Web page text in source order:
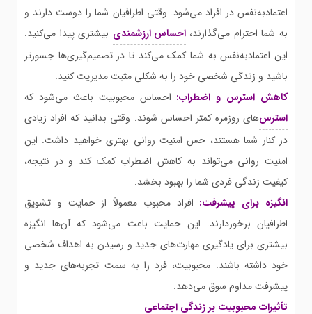
اعتمادبه‌نفس در افراد می‌شود. وقتی اطرافیان شما را دوست دارند و
به شما احترام می‌گذارند،احساس ارزشمندی بیشتری پیدا می‌کنید.
این اعتمادبه‌نفس به شما کمک می‌کند تا در تصمیم‌گیری‌ها جسورتر
باشید و زندگی شخصی خود را به شکلی مثبت مدیریت کنید.
کاهش استرس و اضطراب: احساس محبوبیت باعث می‌شود که
استرس‌های روزمره کمتر احساس شوند. وقتی بدانید که افراد زیادی
در کنار شما هستند، حس امنیت روانی بهتری خواهید داشت. این
امنیت روانی می‌تواند به کاهش اضطراب کمک کند و در نتیجه،
کیفیت زندگی فردی شما را بهبود بخشد.
انگیزه برای پیشرفت: افراد محبوب معمولاً از حمایت و تشویق
اطرافیان برخوردارند. این حمایت باعث می‌شود که آن‌ها انگیزه
بیشتری برای یادگیری مهارت‌های جدید و رسیدن به اهداف شخصی
خود داشته باشند. محبوبیت، فرد را به سمت تجربه‌های جدید و
پیشرفت مداوم سوق می‌دهد.
تأثیرات محبوبیت بر زندگی اجتماعی